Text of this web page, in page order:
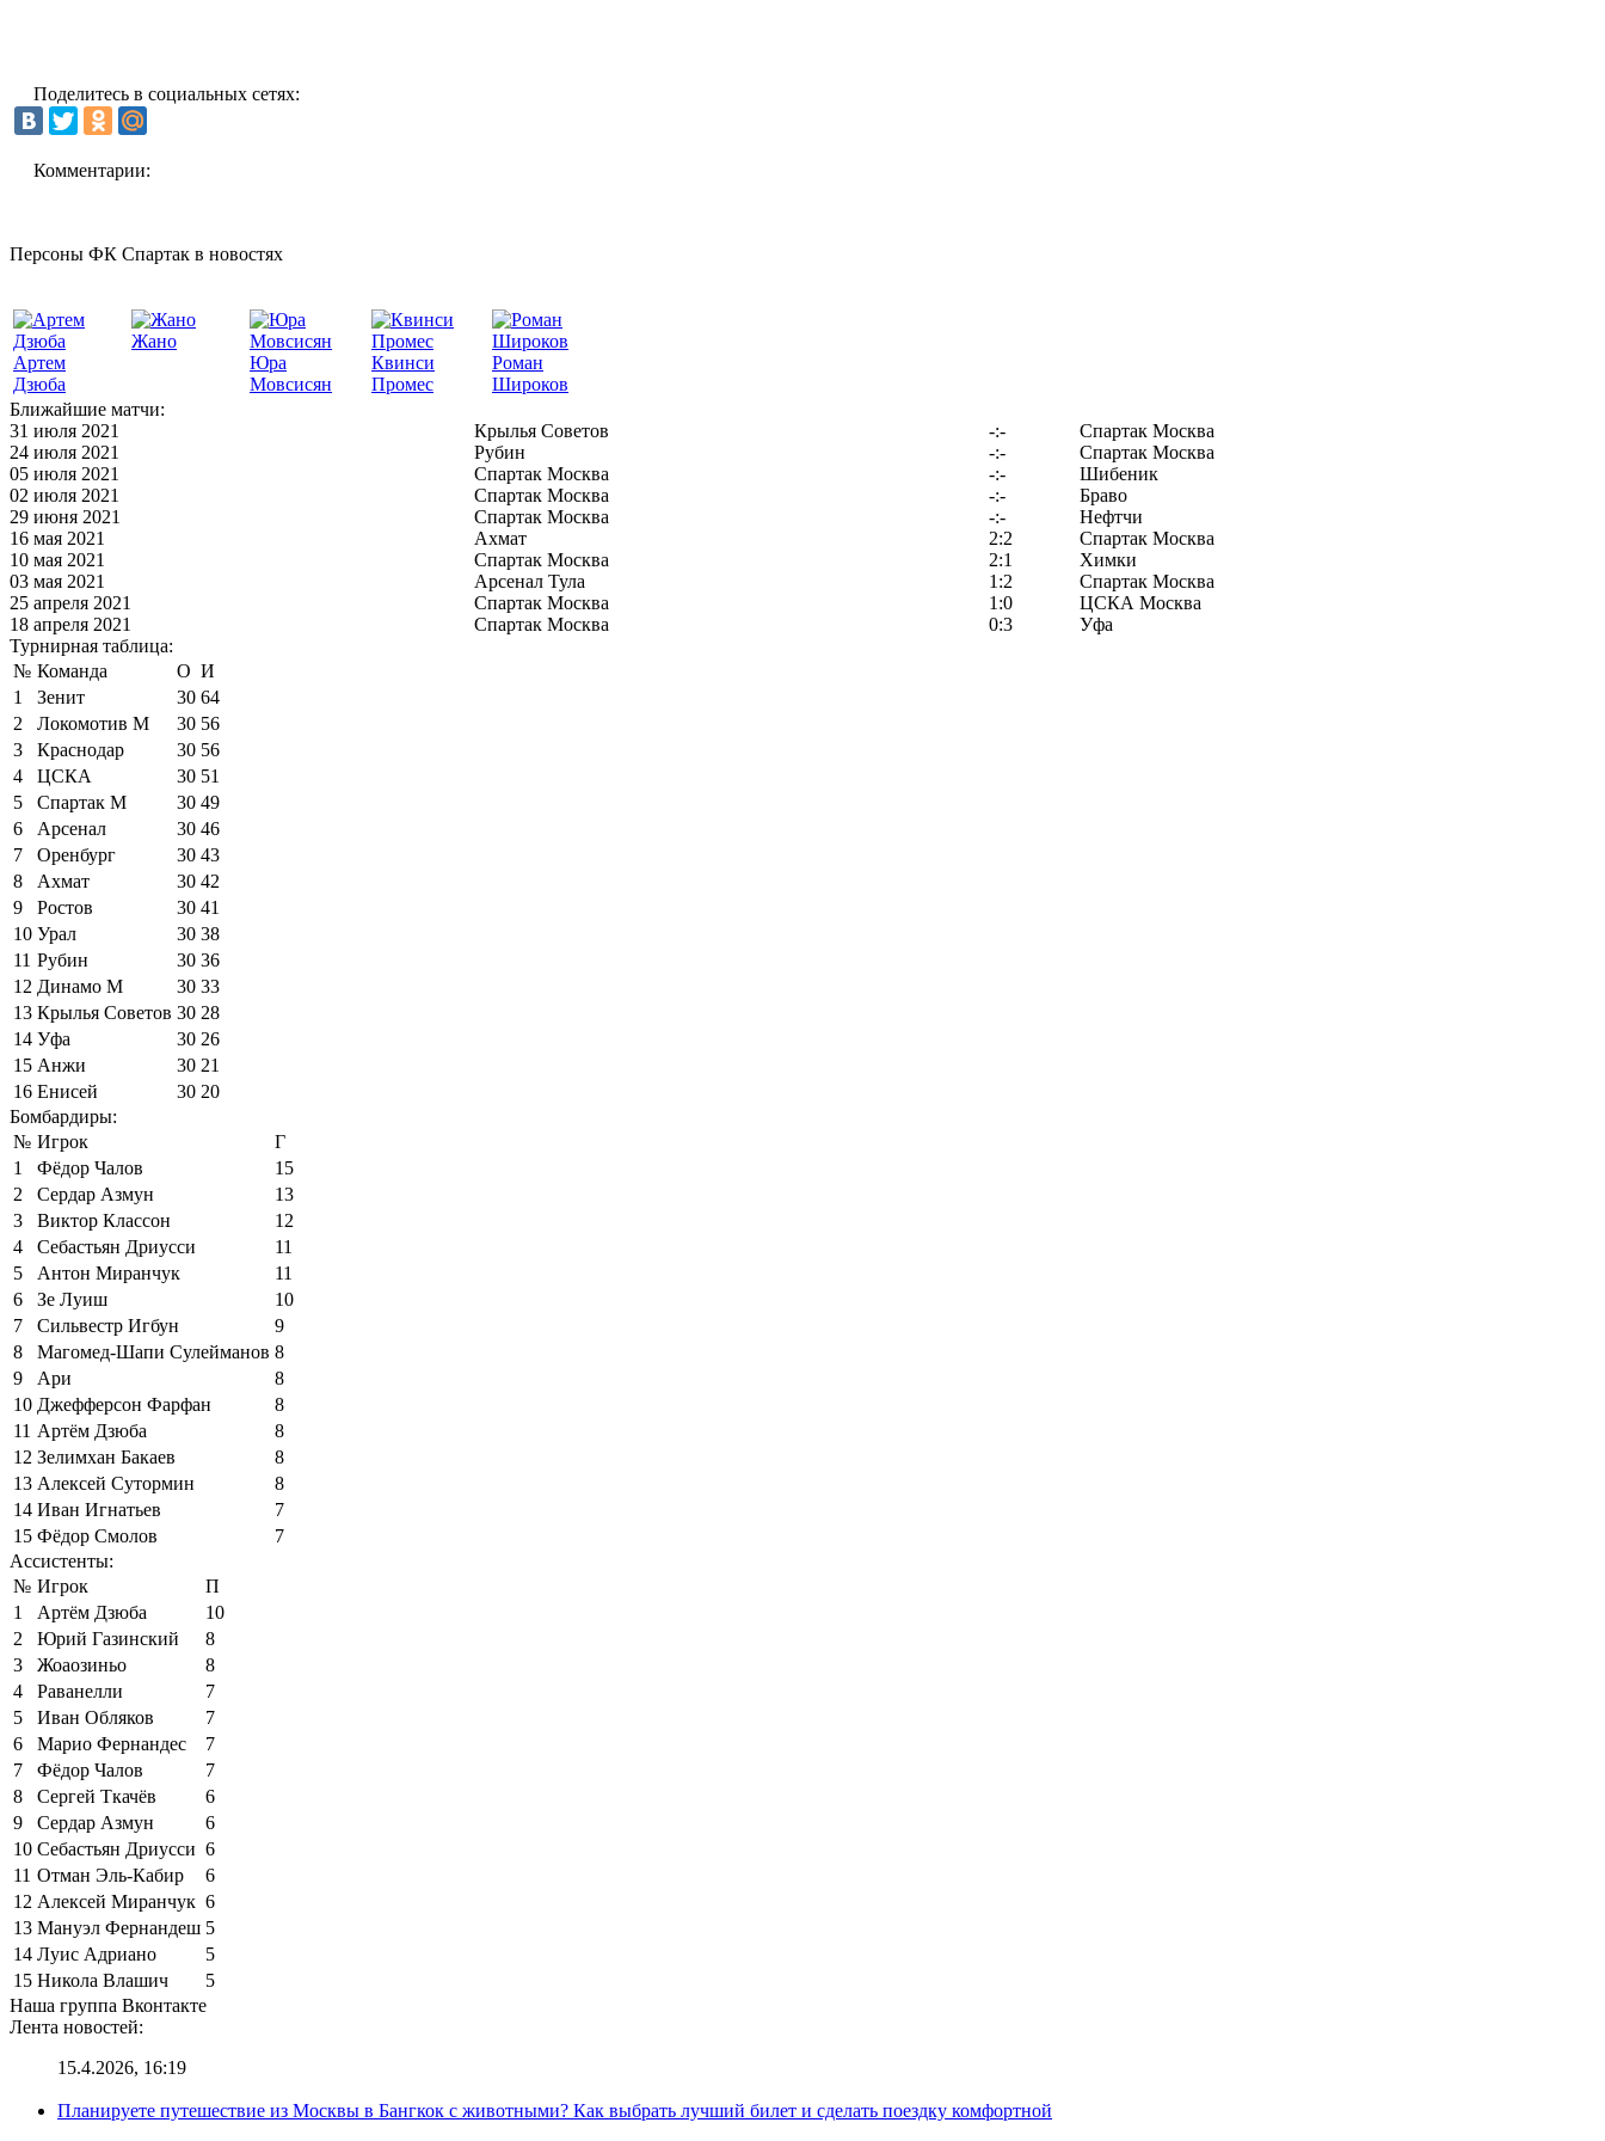
Поделитесь в социальных сетях:
Комментарии:
Персоны ФК Спартак в новостях
Артем
Дзюба
Жано
Юра
Мовсисян
Квинси
Промес
Роман
Широков
Ближайшие матчи:
31 июля 2021
Крылья Советов -:-
Спартак Москва
24 июля 2021
Рубин -:-
Спартак Москва
05 июля 2021
Спартак Москва -:-
Шибеник
02 июля 2021
Спартак Москва -:-
Браво
29 июня 2021
Спартак Москва -:-
Нефтчи
16 мая 2021
Ахмат 2:2
Спартак Москва
10 мая 2021
Спартак Москва 2:1
Химки
03 мая 2021
Арсенал Тула 1:2
Спартак Москва
25 апреля 2021
Спартак Москва 1:0
ЦСКА Москва
18 апреля 2021
Спартак Москва 0:3
Уфа
Турнирная таблица:
№ Команда О И
1
Зенит 30 64
2
Локомотив М 30 56
3
Краснодар 30 56
4
ЦСКА 30 51
5
Спартак М 30 49
6
Арсенал 30 46
7
Оренбург 30 43
8
Ахмат 30 42
9
Ростов 30 41
10 Урал 30 38
11 Рубин 30 36
12 Динамо М 30 33
13 Крылья Советов 30 28
14 Уфа 30 26
15 Анжи 30 21
16 Енисей 30 20
Бомбардиры:
№ Игрок
Г
1
Фёдор Чалов
15
2
Сердар Азмун
13
3
Виктор Классон
12
4
Себастьян Дриусси
11
5
Антон Миранчук
11
6
Зе Луиш
10
7
Сильвестр Игбун
9
8
Магомед-Шапи Сулейманов 8
9
Ари
8
10 Джефферсон Фарфан
8
11 Артём Дзюба
8
12 Зелимхан Бакаев
8
13 Алексей Сутормин
8
14 Иван Игнатьев
7
15 Фёдор Смолов
7
Ассистенты:
№ Игрок
П
1
Артём Дзюба
10
2
Юрий Газинский
8
3
Жоаозиньо
8
4
Раванелли
7
5
Иван Обляков
7
6
Марио Фернандес
7
7
Фёдор Чалов
7
8
Сергей Ткачёв
6
9
Сердар Азмун
6
10 Себастьян Дриусси 6
11 Отман Эль-Кабир
6
12 Алексей Миранчук 6
13 Мануэл Фернандеш 5
14 Луис Адриано
5
15 Никола Влашич
5
Наша группа Вконтакте
Лента новостей:
15.4.2026, 16:19
Планируете путешествие из Москвы в Бангкок с животными? Как выбрать лучший билет и сделать поездку комфортной